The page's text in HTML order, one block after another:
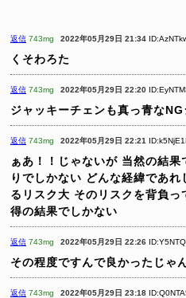
返信 743mg 2022年05月29日 21:34
くそわろた
返信 743mg 2022年05月29日 22:20
ジャッキーチェンも真っ青な
返信 743mg 2022年05月29日 22:21
ぁあ！！じゃないが 当然の結果
りでしかない どんな経緯であ
るリスク大 そのリスクを背負っ
得の結果でしかない
返信 743mg 2022年05月29日 22:26
その程度ですんで良かったじゃ
返信 743mg 2022年05月29日 23:18